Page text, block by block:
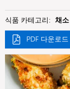
식품 카테고리: 채소
PDF 다운로드